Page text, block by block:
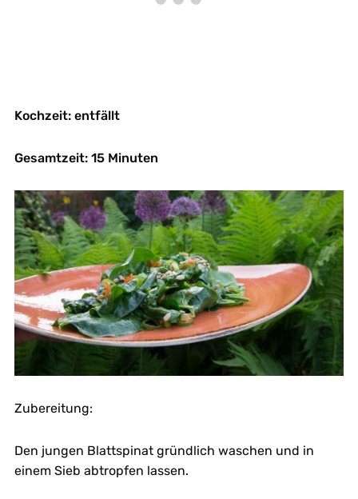
Kochzeit: entfällt
Gesamtzeit: 15 Minuten
Zubereitung:
Den jungen Blattspinat gründlich waschen und in
einem Sieb abtropfen lassen.